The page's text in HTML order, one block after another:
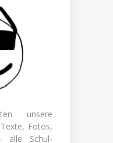
unsere
Fotos,
alle Schul-